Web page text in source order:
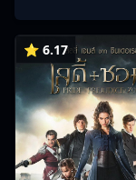
⭐ 6.17